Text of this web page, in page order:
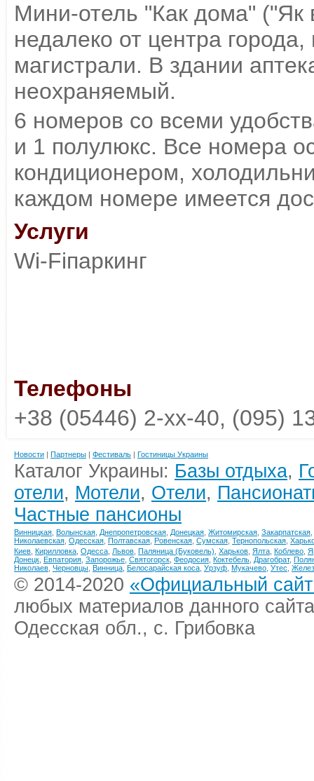
Мини-отель "Как дома"
недалеко от центра
магистрали. В здании
неохраняемый.
6 номеров со всеми
и 1 полулюкс. Все номера
кондиционером,
каждом номере имеется
Услуги
Wi-Fiпаркинг
Телефоны
+38 (05446) 2-xx-40, (095)
Новости | Партнеры | Фестиваль | Гостиницы Украины
Каталог Украины: Базы отдыха,
отели, Мотели, Отели,
Частные пансионы
Винницкая Волынская Днепропетровская Донецкая Житомирская Закарпатская
Николаевская Одесская Полтавская Ровенская Сумская Тернопольская
Киев Кирилловка Одесса Львов Паляница (Буковель) Харьков Ялта Коблево
Донецк Евпатория Запорожье Святогорск Феодосия Коктебель Драгобрат,
Николаев Черновцы Винница Белосарайская коса Урзуф Мукачево Утес
© 2014-2020 «Официальный сайт
любых материалов данного
Одесская обл., с. Грибовка